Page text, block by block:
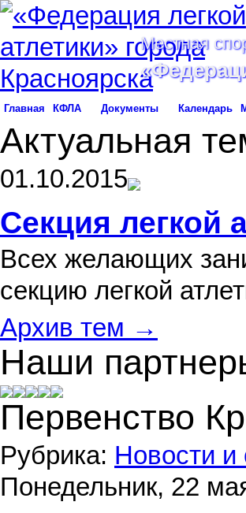
Местная
Главная КФЛА Документы Календарь
Актуальная
01.10.2015
Секция легкой
Всех желающих
секцию легкой
Архив тем →
Наши
Первенство
Рубрика: Новости и
Понедельник, 22